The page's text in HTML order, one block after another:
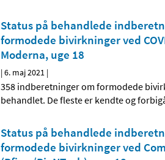
Status på behandlede
formodede bivirkninger ved
Moderna, uge 18
|6. maj 2021 |
358 indberetninger om formodede
behandlet. De fleste er kendte og
Status på behandlede
formodede bivirkninger ved